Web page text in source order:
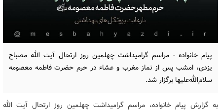
پیام خانواده - مراسم گرامیداشت چهلمین روز ارتحال آیت الله مصباح
یزدی، امشب پس از نماز مغرب و عشاء در حرم حضرت فاطمه معصومه
سلام‌الله‌علیها برگزار شد.
به گزارش پیام خانواده، مراسم گرامیداشت چهلمین روز ارتحال آیت الله